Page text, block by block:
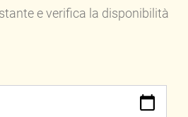
e verifica la disponibilità